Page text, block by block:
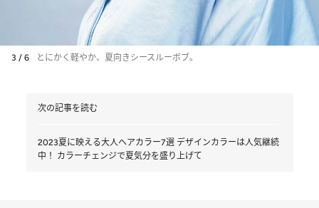
3 / 6 とにかく軽やか、夏向きシースルーボブ。
次の記事を読む
2023夏に映える大人ヘアカラー7選 デザインカラーは人気継続
中！ カラーチェンジで夏気分を盛り上げて